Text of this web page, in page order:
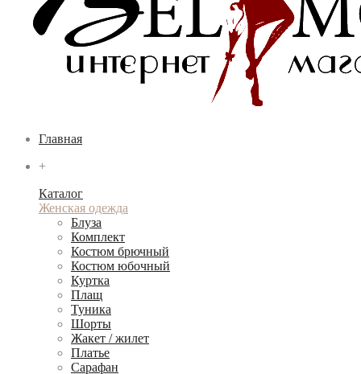
Главная
+
Каталог
Женская одежда
Блуза
Комплект
Костюм брючный
Костюм юбочный
Куртка
Плащ
Туника
Шорты
Жакет / жилет
Платье
Сарафан